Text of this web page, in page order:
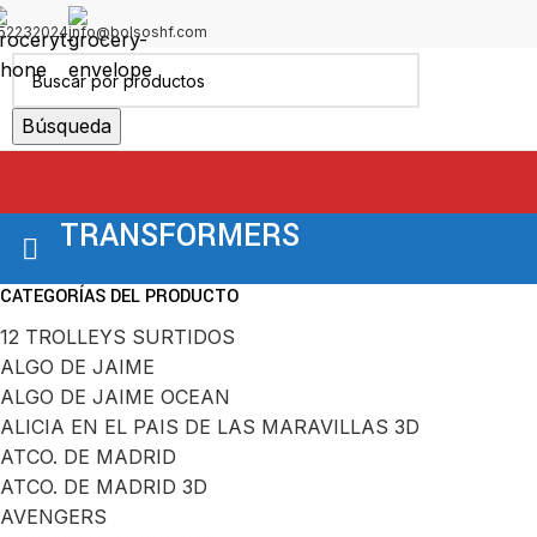
info@bolsoshf.com
Búsqueda
TRANSFORMERS
CATEGORÍAS DEL PRODUCTO
12 TROLLEYS SURTIDOS
ALGO DE JAIME
ALGO DE JAIME OCEAN
ALICIA EN EL PAIS DE LAS MARAVILLAS 3D
ATCO. DE MADRID
ATCO. DE MADRID 3D
AVENGERS